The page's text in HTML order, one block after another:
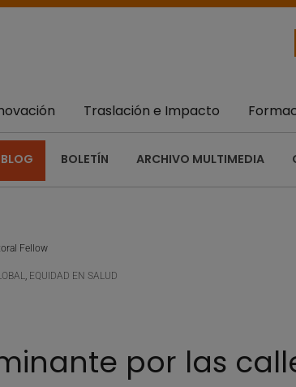
Traslación e Impacto
BLOG BOLETÍN ARCHIVO MULTIMEDIA
Fellow
, EQUIDAD EN SALUD
por las